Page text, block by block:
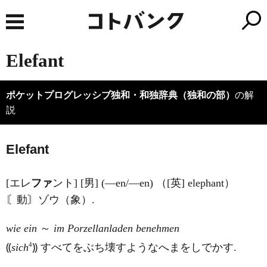
Elefant
ポケットプログレッシブ独和・和独辞典（独和の部） の解
説
Elefant
[エレ ファント] [男] (―en/―en) （[英] elephant）
〘動〙ゾウ（象）.
wie ein ～ im Porzellanladen benehmen
⸨sich4⸩ すべてをぶち壊すようなへまをしでかす.